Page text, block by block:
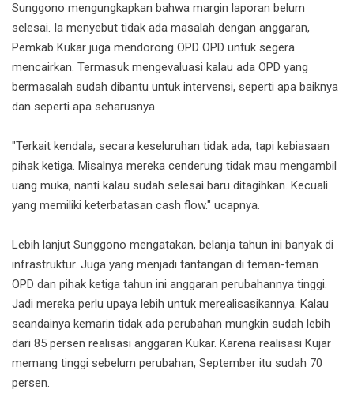
Sunggono mengungkapkan bahwa margin laporan belum
selesai. Ia menyebut tidak ada masalah dengan anggaran,
Pemkab Kukar juga mendorong OPD OPD untuk segera
mencairkan. Termasuk mengevaluasi kalau ada OPD yang
bermasalah sudah dibantu untuk intervensi, seperti apa baiknya
dan seperti apa seharusnya.
"Terkait kendala, secara keseluruhan tidak ada, tapi kebiasaan
pihak ketiga. Misalnya mereka cenderung tidak mau mengambil
uang muka, nanti kalau sudah selesai baru ditagihkan. Kecuali
yang memiliki keterbatasan cash flow." ucapnya.
Lebih lanjut Sunggono mengatakan, belanja tahun ini banyak di
infrastruktur. Juga yang menjadi tantangan di teman-teman
OPD dan pihak ketiga tahun ini anggaran perubahannya tinggi.
Jadi mereka perlu upaya lebih untuk merealisasikannya. Kalau
seandainya kemarin tidak ada perubahan mungkin sudah lebih
dari 85 persen realisasi anggaran Kukar. Karena realisasi Kujar
memang tinggi sebelum perubahan, September itu sudah 70
persen.